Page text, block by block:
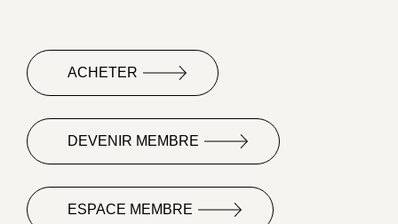
ACHETER
DEVENIR MEMBRE
ESPACE MEMBRE